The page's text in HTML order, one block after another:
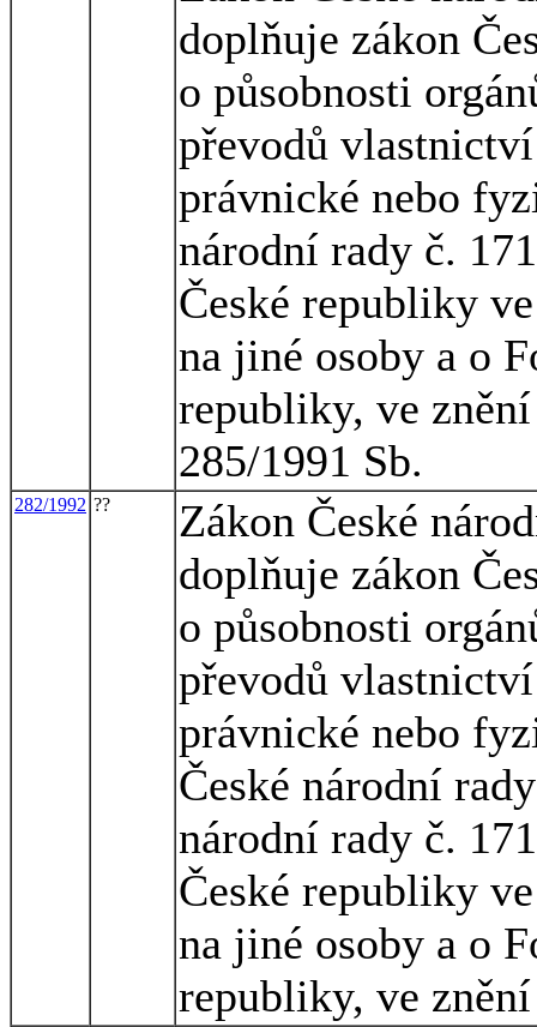
doplňuje zákon
o působnosti
převodů
právnické nebo
národní rady č.
České republiky
na jiné osoby a o
republiky, ve
285/1991 Sb.
282/1992 ??
Zákon České
doplňuje zákon
o působnosti
převodů
právnické nebo
České národní
národní rady č.
České republiky
na jiné osoby a o
republiky, ve